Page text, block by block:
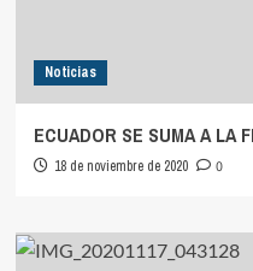
Noticias
ECUADOR SE SUMA A LA
18 de noviembre de 2020 0